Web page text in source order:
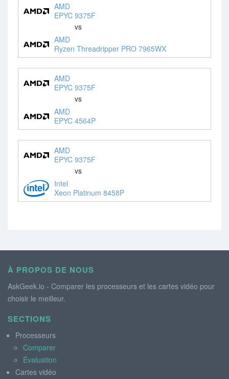
AMD
EPYC 9375F
vs
AMD
Ryzen Threadripper PRO 7965WX
AMD
EPYC 9375F
vs
AMD
EPYC 4564P
AMD
EPYC 9375F
vs
Intel
Xeon Platinum 8458P
À PROPOS DE NOUS
AskGeek.io - Comparer les processeurs et les cartes vidéo pour
choisir le meilleur.
SECTIONS
Processeurs
Comparer
Évaluation
Cartes vidéo